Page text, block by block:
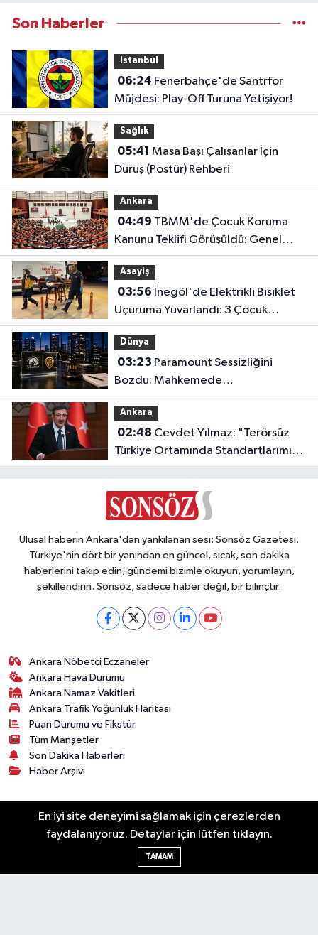
Son Haberler
Istanbul
06:24
Müjdesi: Play-Off Turuna Yetişiyor!
Sağlık
05:41
Duruş (Postür) Rehberi
Ankara
04:49
Kanunu Teklifi Görüşüldü: Genel
Kurul Tamamlandı!
Asayiş
03:56
Uçuruma Yuvarlandı: 3 Çocuk
Yaralandı!
Dünya
03:23
Bozdu: Mahkemede
Kazanacağımıza İnanıyoruz!
Ankara
02:48
Türkiye Ortamında Standartlarımızı
Yükselteceğiz"
Ulusal haberin Ankara'dan yankılanan sesi: Sonsöz Gazetesi.
Türkiye'nin dört bir yanından en güncel, sıcak, son dakika
haberlerini takip edin, gündemi bizimle okuyun, yorumlayın,
şekillendirin. Sonsöz, sadece haber değil, bir bilinçtir.
Ankara Nöbetçi Eczaneler
Ankara Hava Durumu
Ankara Namaz Vakitleri
Ankara Trafik Yoğunluk Haritası
Puan Durumu ve Fikstür
Tüm Manşetler
Son Dakika Haberleri
Haber Arşivi
Künye Ekonomi Gündem Yazarlar
Spor
Sonsöz Özel
En iyi site deneyimi sağlamak için çerezlerden
faydalanıyoruz. Detaylar için lütfen tıklayın.
TAMAM